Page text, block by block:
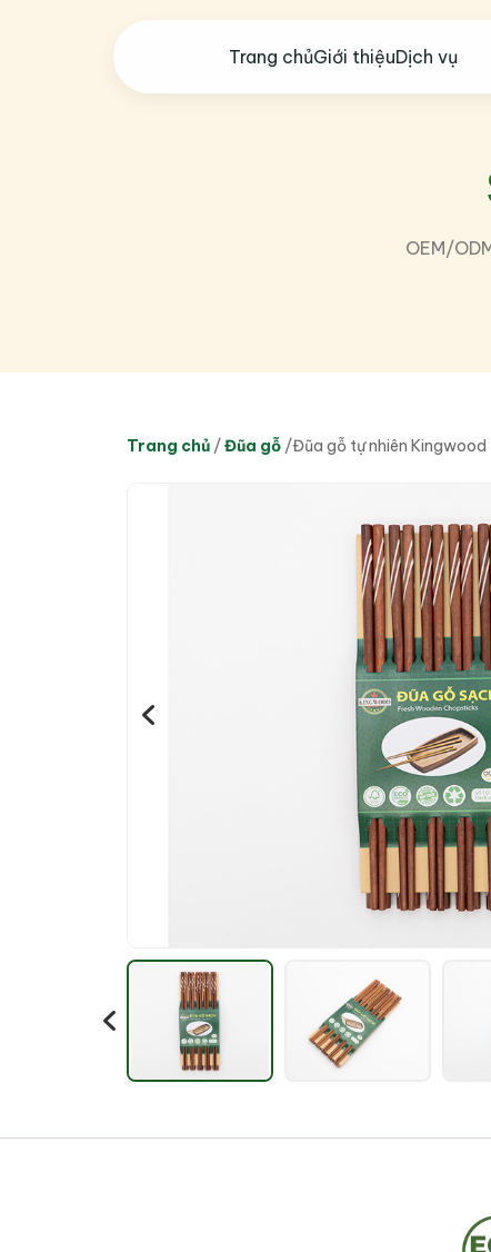
Trang chủGiới thiệuDịch vụ
OEM/
Trang chủ /Đũa gỗ /Đũa gỗ tự nhiên Kingwood